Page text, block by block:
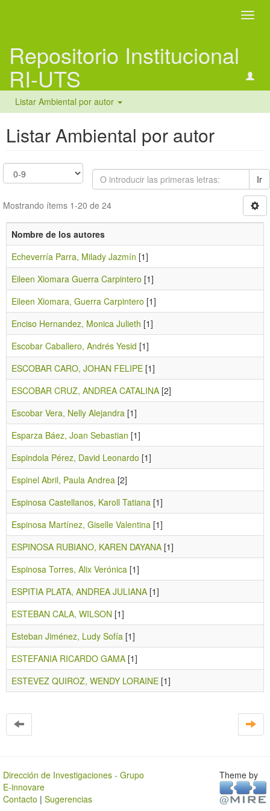
Repositorio Institucional
RI-UTS
Listar Ambiental por autor
Listar Ambiental por autor
Ir
Mostrando ítems 1-20 de 24
Nombre de los autores
Echeverría Parra, Milady Jazmín [1]
Eileen Xiomara Guerra Carpintero [1]
Eileen Xiomara, Guerra Carpintero [1]
Enciso Hernandez, Monica Julieth [1]
Escobar Caballero, Andrés Yesid [1]
ESCOBAR CARO, JOHAN FELIPE [1]
ESCOBAR CRUZ, ANDREA CATALINA [2]
Escobar Vera, Nelly Alejandra [1]
Esparza Báez, Joan Sebastian [1]
Espindola Pérez, David Leonardo [1]
Espinel Abril, Paula Andrea [2]
Espinosa Castellanos, Karoll Tatiana [1]
Espinosa Martínez, Giselle Valentina [1]
ESPINOSA RUBIANO, KAREN DAYANA [1]
Espinosa Torres, Alix Verónica [1]
ESPITIA PLATA, ANDREA JULIANA [1]
ESTEBAN CALA, WILSON [1]
Esteban Jiménez, Ludy Sofía [1]
ESTEFANIA RICARDO GAMA [1]
ESTEVEZ QUIROZ, WENDY LORAINE [1]
Dirección de Investigaciones - Grupo
E-innovare
Contacto | Sugerencias
Theme by